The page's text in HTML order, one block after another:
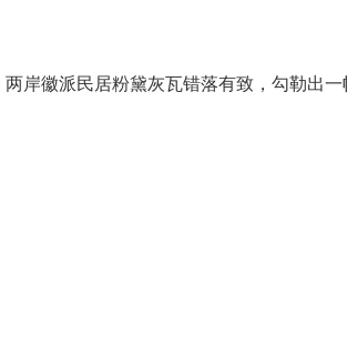
徽派民居粉黛灰瓦错落有致，勾勒出